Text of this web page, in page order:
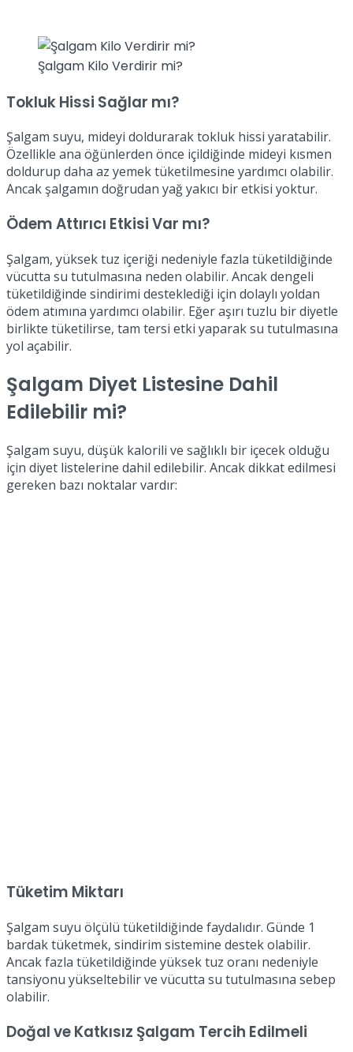
Şalgam Kilo Verdirir mi?
Tokluk Hissi Sağlar mı?
Şalgam suyu, mideyi doldurarak tokluk hissi yaratabilir.
Özellikle ana öğünlerden önce içildiğinde mideyi kısmen
doldurup daha az yemek tüketilmesine yardımcı olabilir.
Ancak şalgamın doğrudan yağ yakıcı bir etkisi yoktur.
Ödem Attırıcı Etkisi Var mı?
Şalgam, yüksek tuz içeriği nedeniyle fazla tüketildiğinde
vücutta su tutulmasına neden olabilir. Ancak dengeli
tüketildiğinde sindirimi desteklediği için dolaylı yoldan
ödem atımına yardımcı olabilir. Eğer aşırı tuzlu bir diyetle
birlikte tüketilirse, tam tersi etki yaparak su tutulmasına
yol açabilir.
Şalgam Diyet Listesine Dahil
Edilebilir mi?
Şalgam suyu, düşük kalorili ve sağlıklı bir içecek olduğu
için diyet listelerine dahil edilebilir. Ancak dikkat edilmesi
gereken bazı noktalar vardır:
Tüketim Miktarı
Şalgam suyu ölçülü tüketildiğinde faydalıdır. Günde 1
bardak tüketmek, sindirim sistemine destek olabilir.
Ancak fazla tüketildiğinde yüksek tuz oranı nedeniyle
tansiyonu yükseltebilir ve vücutta su tutulmasına sebep
olabilir.
Doğal ve Katkısız Şalgam Tercih Edilmeli